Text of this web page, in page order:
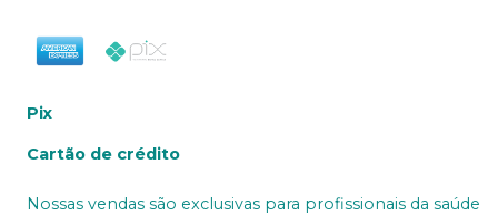
Pix
Cartão de crédito
Nossas vendas são exclusivas para profissionais da saúde